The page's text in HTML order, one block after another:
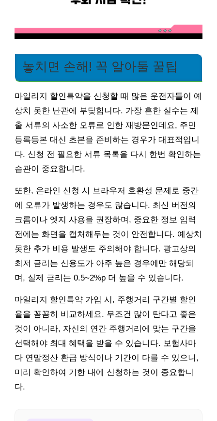
놓치면 손해! 꼭 알아둘 꿀팁
마일리지 할인특약을 신청할 때 많은 운전자들이 예
상치 못한 난관에 부딪힙니다. 가장 흔한 실수는 제
출 서류의 사소한 오류로 인한 재방문인데요, 주민
등록등본 대신 초본을 준비하는 경우가 대표적입니
다. 신청 전 필요한 서류 목록을 다시 한번 확인하는
습관이 중요합니다.
또한, 온라인 신청 시 브라우저 호환성 문제로 중간
에 오류가 발생하는 경우도 많습니다. 최신 버전의
크롬이나 엣지 사용을 권장하며, 중요한 정보 입력
전에는 화면을 캡처해두는 것이 안전합니다. 예상치
못한 추가 비용 발생도 주의해야 합니다. 광고상의
최저 금리는 신용도가 아주 높은 경우에만 해당되
며, 실제 금리는 0.5~2%p 더 높을 수 있습니다.
마일리지 할인특약 가입 시, 주행거리 구간별 할인
율을 꼼꼼히 비교하세요. 무조건 많이 탄다고 좋은
것이 아니라, 자신의 연간 주행거리에 맞는 구간을
선택해야 최대 혜택을 받을 수 있습니다. 보험사마
다 연말정산 환급 방식이나 기간이 다를 수 있으니,
미리 확인하여 기한 내에 신청하는 것이 중요합니
다.